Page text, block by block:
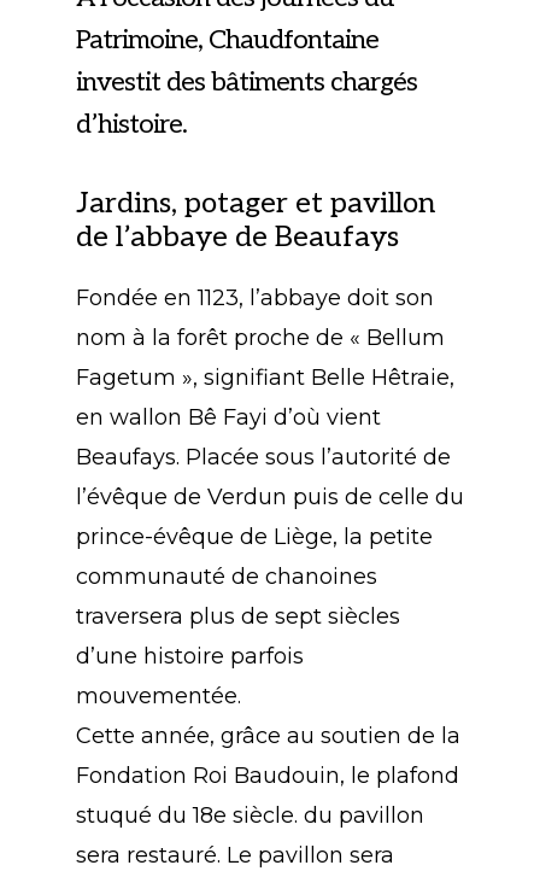
Patrimoine, Chaudfontaine
investit des bâtiments chargés
d’histoire.
Jardins, potager et pavillon
de l’abbaye de Beaufays
Fondée en 1123, l’abbaye doit son
nom à la forêt proche de « Bellum
Fagetum », signifiant Belle Hêtraie,
en wallon Bê Fayi d’où vient
Beaufays. Placée sous l’autorité de
l’évêque de Verdun puis de celle du
prince-évêque de Liège, la petite
communauté de chanoines
traversera plus de sept siècles
d’une histoire parfois
mouvementée.
Cette année, grâce au soutien de la
Fondation Roi Baudouin, le plafond
stuqué du 18e siècle. du pavillon
sera restauré. Le pavillon sera